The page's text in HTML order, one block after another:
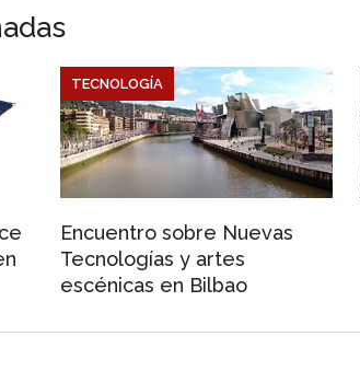
Encuentro sobre Nuevas
Tecnologías y artes
escénicas en Bilbao
TECNOLOGÍA